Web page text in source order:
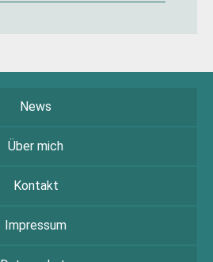
News
Über mich
Kontakt
Impressum